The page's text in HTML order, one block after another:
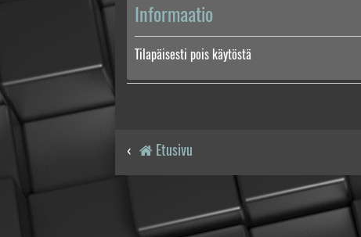
Informaatio
Tilapäisesti pois käytöstä
Etusivu